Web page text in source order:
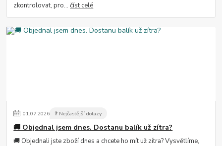
zkontrolovat, pro...číst celé
01.07.2026 ❓ Nejčastější dotazy
🚚 Objednal jsem dnes. Dostanu balík už zítra?
🚚 Objednali jste zboží dnes a chcete ho mít už zítra? Vysvětlíme,